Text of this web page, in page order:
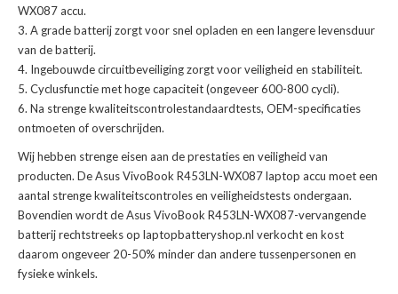
WX087 accu.
A grade batterij zorgt voor snel opladen en een langere levensduur
van de batterij.
Ingebouwde circuitbeveiliging zorgt voor veiligheid en stabiliteit.
Cyclusfunctie met hoge capaciteit (ongeveer 600-800 cycli).
Na strenge kwaliteitscontrolestandaardtests, OEM-specificaties
ontmoeten of overschrijden.
Wij hebben strenge eisen aan de prestaties en veiligheid van
producten. DeAsus VivoBook R453LN-WX087 laptop accu moet een
aantal strenge kwaliteitscontroles en veiligheidstests ondergaan.
Bovendien wordt deAsus VivoBook R453LN-WX087-vervangende
batterijrechtstreeks op laptopbatteryshop.nl verkocht en kost
daarom ongeveer 20-50% minder dan andere tussenpersonen en
fysieke winkels.